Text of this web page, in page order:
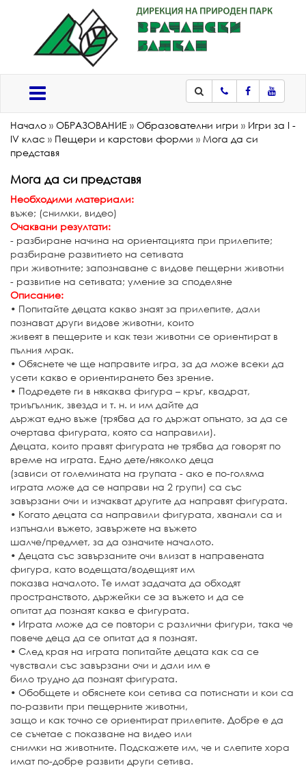
ТелефонFacebook
Начало » ОБРАЗОВАНИЕ » Образователни игри » Игри за I -
IV клас » Пещери и карстови форми » Мога да си
представя
Мога да си представя
Необходими материали:
въже; (снимки, видео)
Очаквани резултати:
- разбиране начина на ориентацията при прилепите;
разбиране развитието на сетивата
при животните; запознаване с видове пещерни животни
- развитие на сетивата; умение за споделяне
Описание:
• Попитайте децата какво знаят за прилепите, дали
познават други видове животни, които
живеят в пещерите и как тези животни се ориентират в
пълния мрак.
• Обяснете че ще направите игра, за да може всеки да
усети какво е ориентирането без зрение.
• Подредете ги в някаква фигура – кръг, квадрат,
триъгълник, звезда и т. н. и им дайте да
държат едно въже (трябва да го държат опънато, за да се
очертава фигурата, която са направили).
Децата, които правят фигурата не трябва да говорят по
време на играта. Едно дете/няколко деца
(зависи от големината на групата - ако е по-голяма
играта може да се направи на 2 групи) са със
завързани очи и изчакват другите да направят фигурата.
• Когато децата са направили фигурата, хванали са и
изпънали въжето, завържете на въжето
шалче/предмет, за да означите началото.
• Децата със завързаните очи влизат в направената
фигура, като водещата/водещият им
показва началото. Те имат задачата да обходят
пространството, държейки се за въжето и да се
опитат да познаят каква е фигурата.
• Играта може да се повтори с различни фигури, така че
повече деца да се опитат да я познаят.
• След края на играта попитайте децата как са се
чувствали със завързани очи и дали им е
било трудно да познаят фигурата.
• Обобщете и обяснете кои сетива са потиснати и кои са
по-развити при пещерните животни,
защо и как точно се ориентират прилепите. Добре е да
се съчетае с показване на видео или
снимки на животните. Подскажете им, че и слепите хора
имат по-добре развити други сетива.